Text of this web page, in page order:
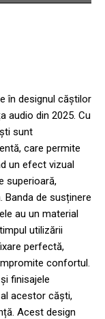
în designul căștilor
audio din 2025. Cu
sunt
care permite
un efect vizual
superioară,
Banda de susținere
au un material
utilizării
perfectă,
confortul.
finisajele
acestor căști,
Acest design